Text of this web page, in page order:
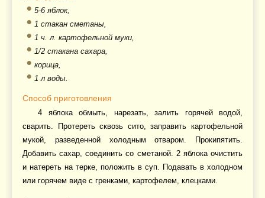
5-6 яблок,
1 стакан сметаны,
1 ч. л. картофельной муки,
1/2 стакана сахара,
корица,
1 л воды.
Способ приготовления
4 яблока обмыть, нарезать, залить горячей водой,
сварить. Протереть сквозь сито, заправить картофельной
мукой, разведенной холодным отваром. Прокипятить.
Добавить сахар, соединить со сметаной. 2 яблока очистить
и натереть на терке, положить в суп. Подавать в холодном
или горячем виде с гренками, картофелем, клецками.